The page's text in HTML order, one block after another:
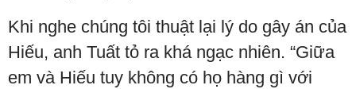
Khi nghe chúng tôi thuật lại lý do gây án của
Hiếu, anh Tuất tỏ ra khá ngạc nhiên. “Giữa
em và Hiếu tuy không có họ hàng gì với